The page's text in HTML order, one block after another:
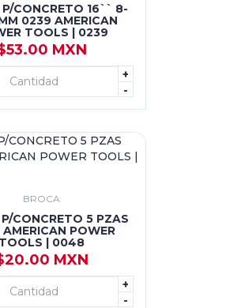
P/CONCRETO 16`` 8-
0239 AMERICAN
TOOLS | 0239
MXN
+
-
+ AGREGAR
BROCA
CONCRETO 5 PZAS
POWER
TOOLS | 0048
MXN
+
-
+ AGREGAR